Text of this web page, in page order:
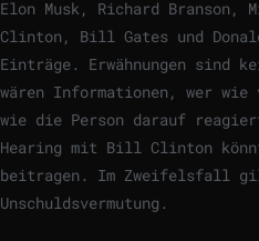
Elon Musk, Richard
Clinton, Bill Gates und
Einträge. Erwähnungen sind
wären Informationen, wer
wie die Person darauf
Hearing mit Bill Clinton
beitragen. Im Zweifelsfall
Unschuldsvermutung.